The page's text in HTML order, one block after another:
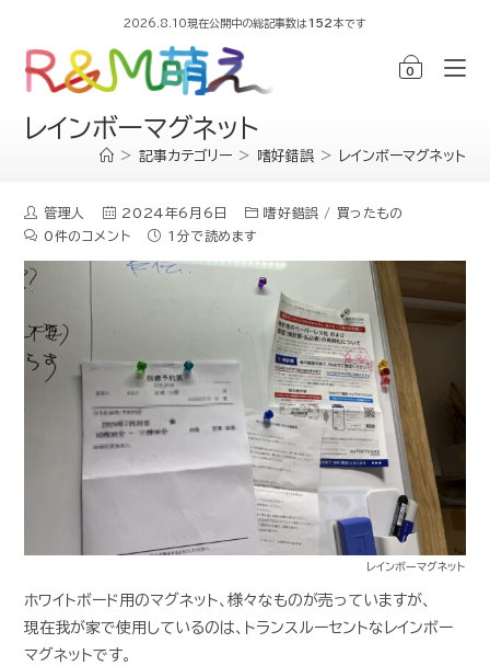
2026.8.10現在公開中の総記事数は 152 本です
0
レインボーマグネット
> 記事カテゴリー > 嗜好錯誤 > レインボーマグネット
管理人 2024年6月6日 嗜好錯誤 / 買ったもの
0件のコメント
1分で読めます
レインボーマグネット
ホワイトボード用のマグネット、様々なものが売っていますが、
現在我が家で使用しているのは、トランスルーセントなレインボー
マグネットです。